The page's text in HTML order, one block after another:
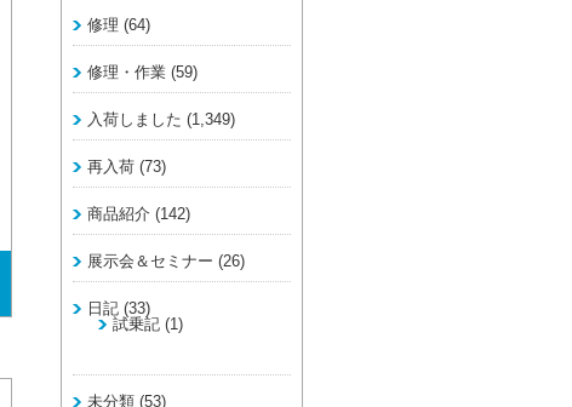
修理 (64)
修理・作業 (59)
入荷しました (1,349)
再入荷 (73)
商品紹介 (142)
展示会＆セミナー (26)
日記 (33)
試乗記 (1)
未分類 (53)